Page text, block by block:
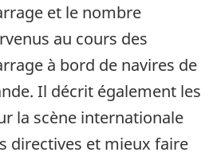
et le nombre
au cours des
à bord de navires de
Il décrit également les
la scène internationale
directives et mieux faire